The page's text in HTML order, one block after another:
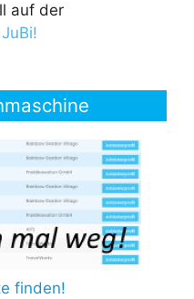
auf der
finden!